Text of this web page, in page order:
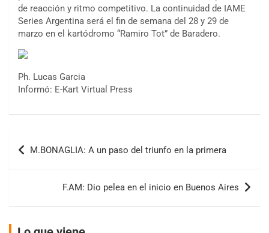
de reacción y ritmo competitivo. La continuidad de IAME
Series Argentina será el fin de semana del 28 y 29 de
marzo en el kartódromo “Ramiro Tot” de Baradero.
Ph. Lucas Garcia
Informó: E-Kart Virtual Press
Navegación
de
entradas
M.BONAGLIA: A un paso del triunfo en la primera
F.AM: Dio pelea en el inicio en Buenos Aires
COBERTURA ESPECIAL DE E-KART.COM.AR
08/09-AGO
KDO - F6
Ciudad de Trenque Lauquen (Asfalto)